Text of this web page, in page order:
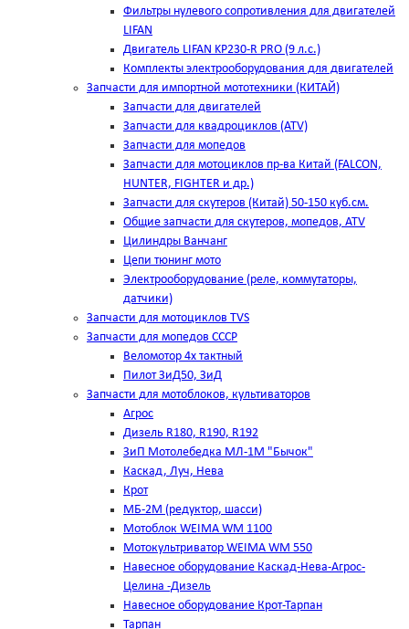
Фильтры нулевого сопротивления для двигателей
LIFAN
Двигатель LIFAN KP230-R PRO (9 л.с.)
Комплекты электрооборудования для двигателей
Запчасти для импортной мототехники (КИТАЙ)
Запчасти для двигателей
Запчасти для квадроциклов (ATV)
Запчасти для мопедов
Запчасти для мотоциклов пр-ва Китай (FALCON,
HUNTER, FIGHTER и др.)
Запчасти для скутеров (Китай) 50-150 куб.см.
Общие запчасти для скутеров, мопедов, ATV
Цилиндры Ванчанг
Цепи тюнинг мото
Электрооборудование (реле, коммутаторы,
датчики)
Запчасти для мотоциклов TVS
Запчасти для мопедов СССР
Веломотор 4х тактный
Пилот ЗиД50, ЗиД
Запчасти для мотоблоков, культиваторов
Агрос
Дизель R180, R190, R192
ЗиП Мотолебедка МЛ-1М "Бычок"
Каскад, Луч, Нева
Крот
МБ-2М (редуктор, шасси)
Мотоблок WEIMA WM 1100
Мотокультриватор WEIMA WM 550
Навесное оборудование Каскад-Нева-Агрос-
Целина -Дизель
Навесное оборудование Крот-Тарпан
Тарпан